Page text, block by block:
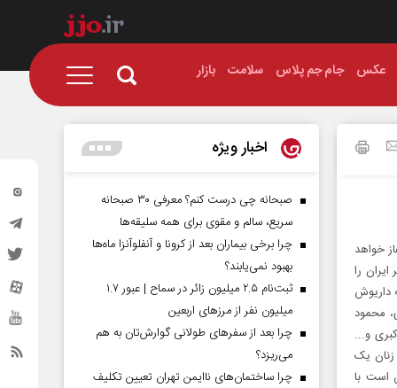
عکس جام جم پلاس سلامت بازار
احمدی هرندی بزودی از شبکه 2 سیما آغاز خواهد
را
به داریوش
محمود
و...
زنان یک
است با
اخبار ویژه
صبحانه چی درست کنم؟ معرفی ۳۰ صبحانه
سریع، سالم و مقوی برای همه سلیقه‌ها
چرا برخی بیماران بعد از کرونا و آنفلوآنزا ماه‌ها
بهبود نمی‌یابند؟
ثبت‌نام ۲.۵ میلیون زائر در سماح | عبور ۱.۷
میلیون نفر از مرز‌های اربعین
چرا بعد از سفرهای طولانی گوارش‌تان به هم
می‌ریزد؟
چرا ساختمان‌های ناایمن تهران تعیین تکلیف